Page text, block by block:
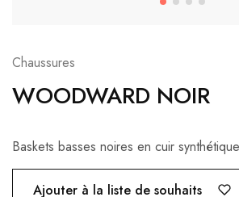
Chaussures
WOODWARD NOIR
Baskets basses noires en cuir synthétique
Ajouter à la liste de souhaits